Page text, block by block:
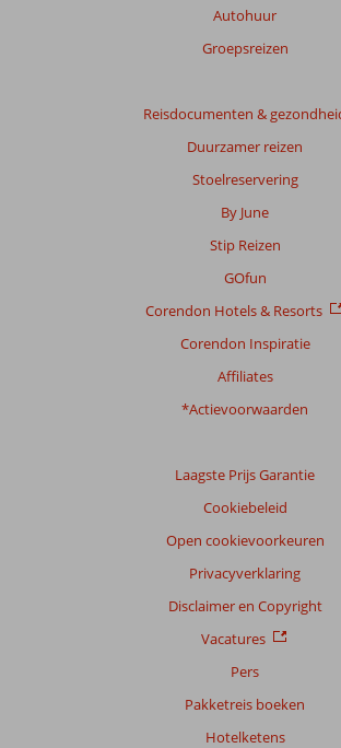
Autohuur
Groepsreizen
Reisdocumenten &
Duurzamer reizen
Stoelreservering
By June
Stip Reizen
GOfun
Corendon Hotels & Resorts
Corendon Inspiratie
Affiliates
*Actievoorwaarden
Laagste Prijs Garantie
Cookiebeleid
Open cookievoorkeuren
Privacyverklaring
Disclaimer en Copyright
Vacatures
Pers
Pakketreis boeken
Hotelketens